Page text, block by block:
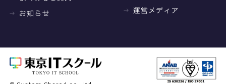
お知らせ
運営メディア